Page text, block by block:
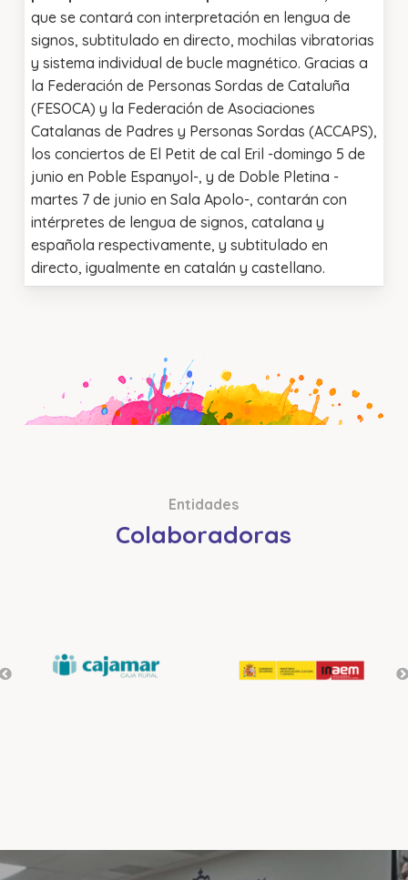
que se contará con interpretación en lengua de
signos, subtitulado en directo, mochilas vibratorias
y sistema individual de bucle magnético. Gracias a
la Federación de Personas Sordas de Cataluña
(FESOCA) y la Federación de Asociaciones
Catalanas de Padres y Personas Sordas (ACCAPS),
los conciertos de El Petit de cal Eril -domingo 5 de
junio en Poble Espanyol-, y de Doble Pletina -
martes 7 de junio en Sala Apolo-, contarán con
intérpretes de lengua de signos, catalana y
española respectivamente, y subtitulado en
directo, igualmente en catalán y castellano.
Entidades
Colaboradoras